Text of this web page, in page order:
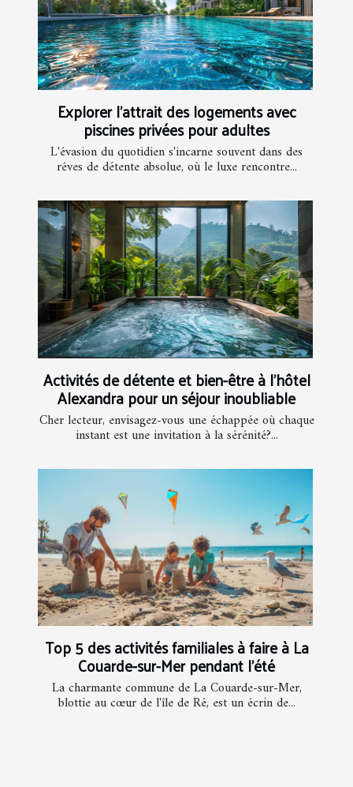
Explorer l'attrait des logements avec
piscines privées pour adultes
L'évasion du quotidien s'incarne souvent dans des
rêves de détente absolue, où le luxe rencontre...
Activités de détente et bien-être à l’hôtel
Alexandra pour un séjour inoubliable
Cher lecteur, envisagez-vous une échappée où chaque
instant est une invitation à la sérénité?...
Top 5 des activités familiales à faire à La
Couarde-sur-Mer pendant l'été
La charmante commune de La Couarde-sur-Mer,
blottie au cœur de l'île de Ré, est un écrin de...